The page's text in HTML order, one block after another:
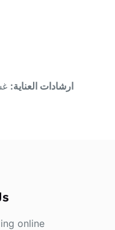
ارشادات العناية:
online